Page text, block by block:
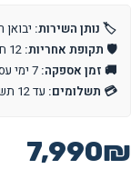
🏷️ נותן השירות:
🛡️ תקופת אחריות:
🚚 זמן אספקה:
💳 תשלומים: עד 12 תשלומים ללא ריבית והצמדה
7,990₪